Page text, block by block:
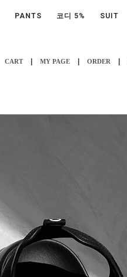
PANTS 코디 5% SUIT
CART MY PAGE ORDER